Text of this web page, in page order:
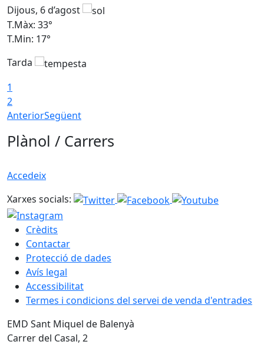
Dijous, 6 d’agost
T.Màx: 33°
T.Min: 17°
Tarda
1
2
AnteriorSegüent
Plànol / Carrers
Accedeix
Xarxes socials:
Crèdits
Contactar
Protecció de dades
Avís legal
Accessibilitat
Termes i condicions del servei de venda d'entrades
EMD Sant Miquel de Balenyà
Carrer del Casal, 2